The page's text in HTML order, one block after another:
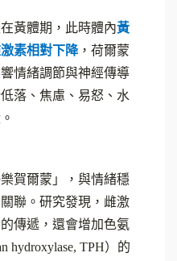
黃體期，此時體內黃
素相對下降，荷爾蒙
情緒調節與神經傳導
落、焦慮、易怒、水
賀爾蒙」，與情緒穩
聯。研究發現，雌激
傳遞，還會增加色氨
hydroxylase, TPH）的